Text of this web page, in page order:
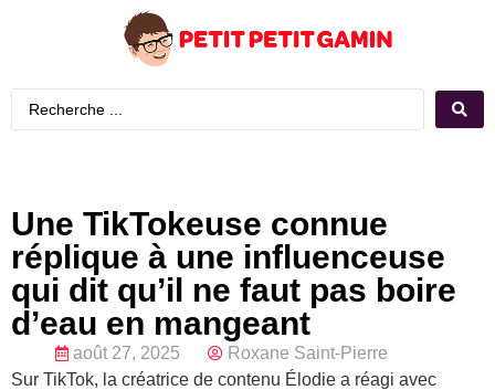
Une TikTokeuse connue
réplique à une influenceuse
qui dit qu’il ne faut pas boire
d’eau en mangeant
août 27, 2025
Roxane Saint-Pierre
Sur TikTok, la créatrice de contenu Élodie a réagi avec